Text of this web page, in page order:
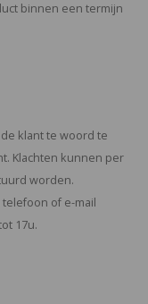
binnen een termijn
klant te woord te
Klachten kunnen per
worden.
of e-mail
17u.